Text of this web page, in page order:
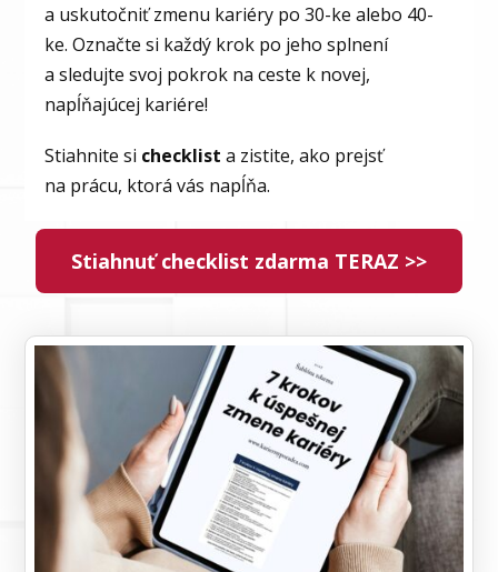
a uskutočniť zmenu kariéry po 30-ke alebo 40-
ke. Označte si každý krok po jeho splnení
a sledujte svoj pokrok na ceste k novej,
napĺňajúcej kariére!
Stiahnite si checklist a zistite, ako prejsť
na prácu, ktorá vás napĺňa.
Stiahnuť checklist zdarma TERAZ >>